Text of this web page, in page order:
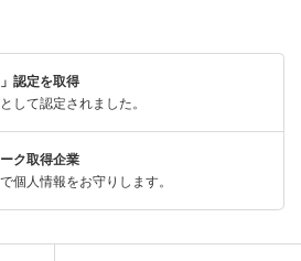
認定を取得
して認定されました。
ク取得企業
個人情報をお守りします。